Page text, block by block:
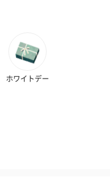
バウム
（540円）
ホワイトデー